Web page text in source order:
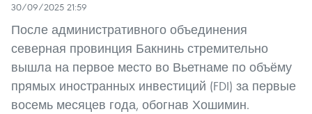
30/09/2025 21:59
После административного объединения
северная провинция Бакнинь стремительно
вышла на первое место во Вьетнаме по объёму
прямых иностранных инвестиций (FDI) за первые
восемь месяцев года, обогнав Хошимин.